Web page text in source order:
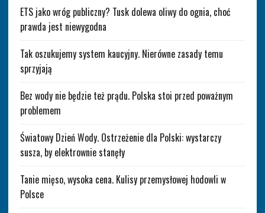
ETS jako wróg publiczny? Tusk dolewa oliwy do ognia, choć
prawda jest niewygodna
Tak oszukujemy system kaucyjny. Nierówne zasady temu
sprzyjają
Bez wody nie będzie też prądu. Polska stoi przed poważnym
problemem
Światowy Dzień Wody. Ostrzeżenie dla Polski: wystarczy
susza, by elektrownie stanęły
Tanie mięso, wysoka cena. Kulisy przemysłowej hodowli w
Polsce